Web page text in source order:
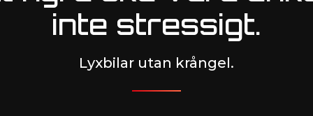
inte stressigt.
Lyxbilar utan krångel.